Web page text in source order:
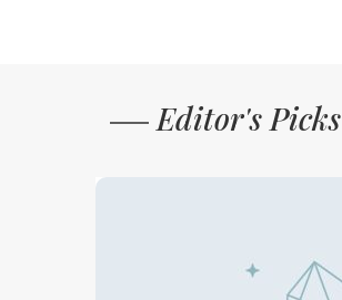
Editor's Picks